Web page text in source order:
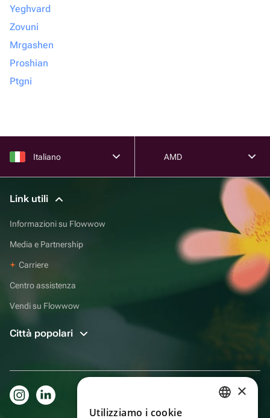
Yeghvard
Zovuni
Mrgashen
Proshian
Ptgni
Italiano AMD
Link utili
Informazioni su Flowwow
Media e Partnership
Carriere
Centro assistenza
Vendi su Flowwow
Città popolari
×
Utilizziamo i cookie